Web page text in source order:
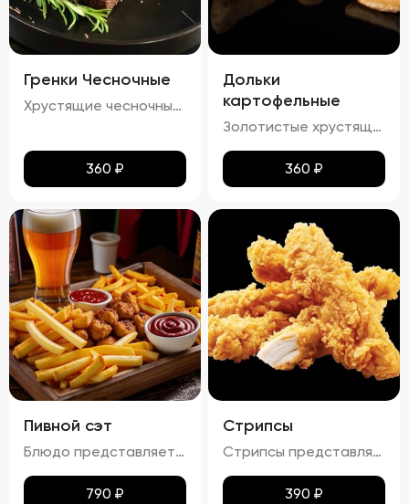
Гренки Чесночные
Хрустящие чесночные гренки – это идеальное сочетание золотистой корочки и нежного аромата чеснока. Каждый кусочек пропитан легким масляным налетом, который подчеркивает насыщенный вкус обжаренного хлеба. Сливочный соус добавляет блюду особую мягкость и кремовую текстуру, а пряности создают изысканное послевкусие. Эти гренки станут отличным дополнением к любому блюду!
360 ₽
Дольки
картофельные
Золотистые хрустящие дольки картофеля с легким налетом масла и кетчупа. Аромат жареного картофеля сочетается с приятными нотками сладковатого кетчупа. Вкус сбалансированный, сладко-соленый, с ярким оттенком жареного картофеля и легким привкусом кетчупа. Текстура плотная, с аппетитной хрустящей корочкой.
360 ₽
Пивной сэт
Блюдо представляет собой гармоничный набор закусок к пиву, включающий картофель фри, картофельные дольки, куриные наггетсы и сырные палочки. Все продукты имеют равномерную золотистую корочку без признаков пережарки. Вкус и аромат блюд натуральные, без посторонних привкусов и запахов. Картофель и гренки умеренно посолены, а наггетсы и сырные палочки остаются сочными внутри. Консистенция картофеля фри и долек мягкая внутри и хрустящая снаружи, наггетсы и сырные палочки – нежные и сочные внутри, с хрустящей корочкой.
790 ₽
Стрипсы
Стрипсы представляют собой кусочки куриного филе, обжаренные до золотистой корочки. Внешне они выглядят аппетитно, с равномерной золотистой окраской, без признаков пережарки. Вкус мяса насыщенный, сочный и ароматный, без каких-либо посторонних привкусов и запахов. Консистенция стрипсов идеальна: внутри мясо остается мягким и нежным, а снаружи образуется приятная хрустящая корочка. Это блюдо отлично сочетается с различными соусами и гарнирами, добавляя пикантности любому столу.
390 ₽